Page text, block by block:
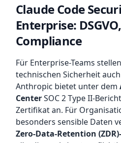
Claude Code
Enterprise:
Compliance
Für Enterprise-Teams
technischen Sicherheit
Anthropic bietet unter dem
CenterSOC 2 Type II-
Zertifikat an. Für
besonders sensible Daten
Zero-Data-Retention